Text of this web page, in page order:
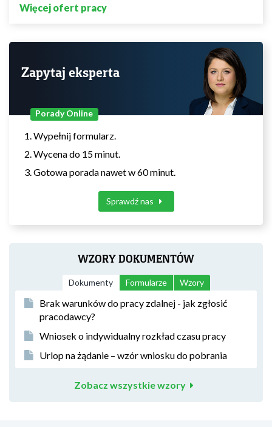
Więcej ofert pracy
Zapytaj eksperta
Porady Online
Wypełnij formularz.
Wycena do 15 minut.
Gotowa porada nawet w 60 minut.
Sprawdź nas
WZORY DOKUMENTÓW
Dokumenty Formularze Wzory
Brak warunków do pracy zdalnej - jak zgłosić
pracodawcy?
Wniosek o indywidualny rozkład czasu pracy
Urlop na żądanie – wzór wniosku do pobrania
Zobacz wszystkie wzory